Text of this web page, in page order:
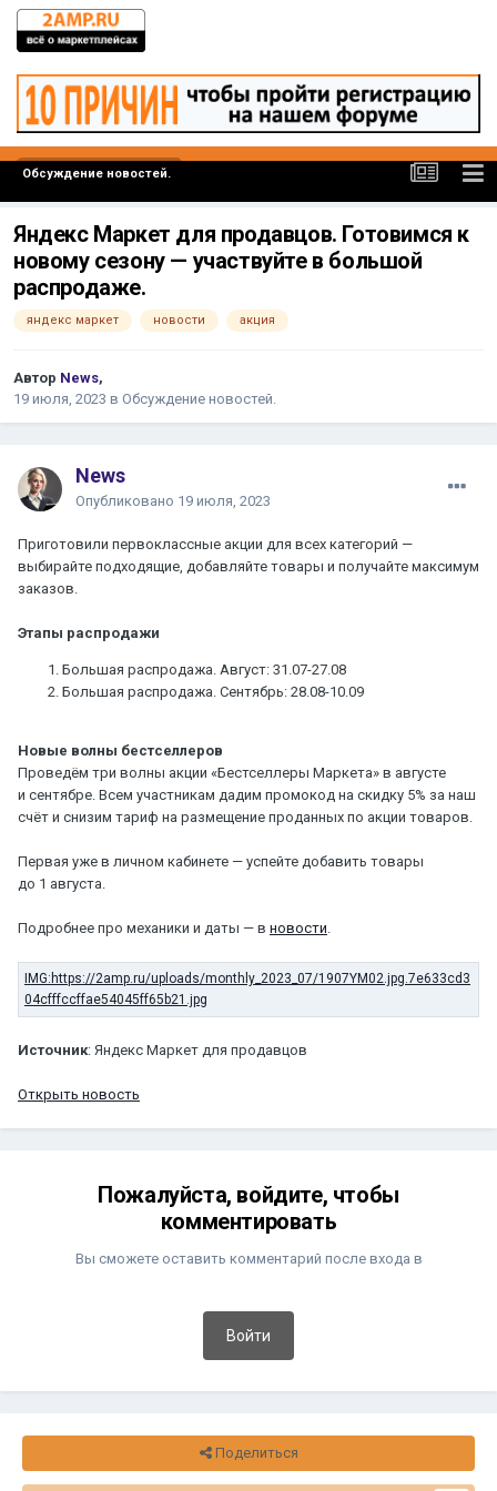
Обсуждение новостей.
Яндекс Маркет для продавцов. Готовимся к
новому сезону — участвуйте в большой
распродаже.
яндекс маркет новости акция
Автор News,
19 июля, 2023 в Обсуждение новостей.
News
Опубликовано 19 июля, 2023
Приготовили первоклассные акции для всех категорий —
выбирайте подходящие, добавляйте товары и получайте максимум
заказов.
Этапы распродажи
Большая распродажа. Август: 31.07-27.08
Большая распродажа. Сентябрь: 28.08-10.09
Новые волны бестселлеров
Проведём три волны акции «Бестселлеры Маркета» в августе
и сентябре. Всем участникам дадим промокод на скидку 5% за наш
счёт и снизим тариф на размещение проданных по акции товаров.
Первая уже в личном кабинете — успейте добавить товары
до 1 августа.
Подробнее про механики и даты — в новости
Источник: Яндекс Маркет для продавцов
Открыть новость
Пожалуйста, войдите, чтобы
комментировать
Вы сможете оставить комментарий после входа в
Войти
Поделиться